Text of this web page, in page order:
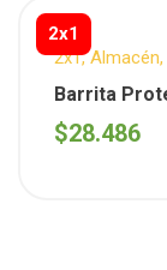
2x1
2x1,Almacén,
Snacks,
Barrita
(Entrenuts)x
$28.486